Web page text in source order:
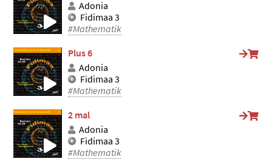
Adonia
Fidimaa 3
#Mathematik
Plus 6
Adonia
Fidimaa 3
#Mathematik
2 mal
Adonia
Fidimaa 3
#Mathematik